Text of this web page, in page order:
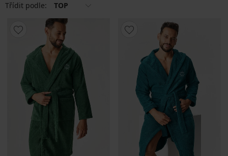
Třídit podle: TOP